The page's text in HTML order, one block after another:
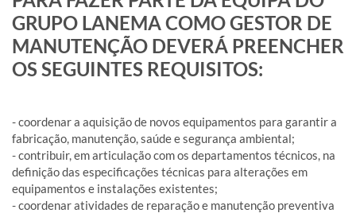
GRUPO LANEMA COMO GESTOR DE
MANUTENÇÃO DEVERÁ PREENCHER
OS SEGUINTES REQUISITOS:
- coordenar a aquisição de novos equipamentos para garantir a
fabricação, manutenção, saúde e segurança ambiental;
- contribuir, em articulação com os departamentos técnicos, na
definição das especificações técnicas para alterações em
equipamentos e instalações existentes;
- coordenar atividades de reparação e manutenção preventiva